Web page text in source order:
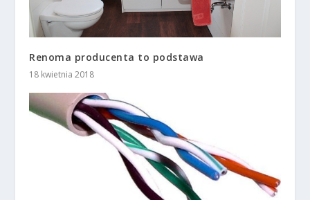
Renoma producenta to podstawa
18 kwietnia 2018